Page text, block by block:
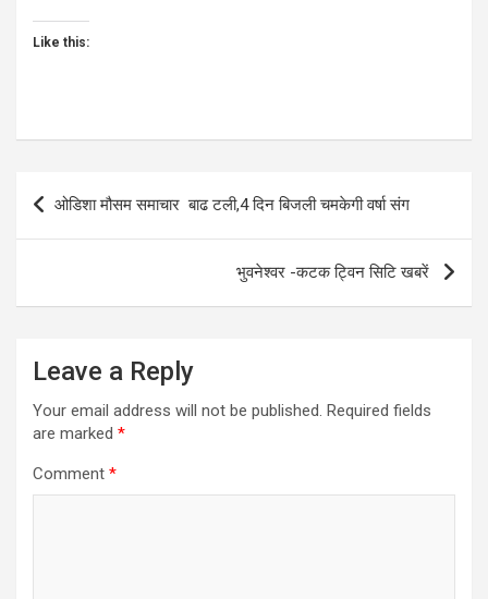
Like this:
Post
navigation
ओडिशा मौसम समाचार बाढ टली,4 दिन बिजली चमकेगी वर्षा संग
भुवनेश्वर -कटक ट्विन सिटि खबरें
Leave a Reply
Your email address will not be published. Required fields
are marked *
Comment *